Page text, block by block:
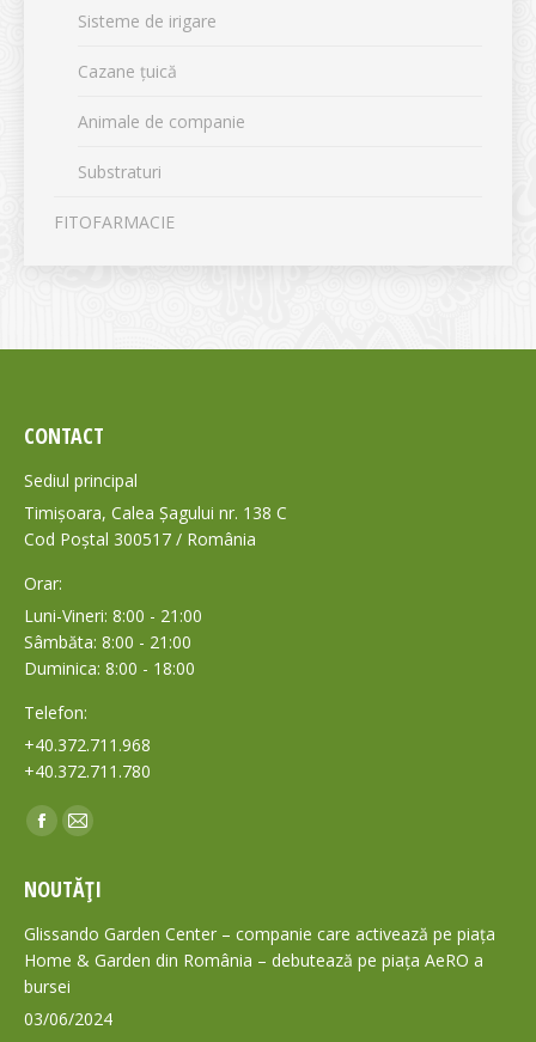
Sisteme de irigare
Cazane țuică
Animale de companie
Substraturi
FITOFARMACIE
CONTACT
Sediul principal
Timișoara, Calea Șagului nr. 138 C
Cod Poștal 300517 / România
Orar:
Luni-Vineri: 8:00 - 21:00
Sâmbăta: 8:00 - 21:00
Duminica: 8:00 - 18:00
Telefon:
+40.372.711.968
+40.372.711.780
Find us on:
Facebook
opens
in
new
window
Mail
opens
in
new
NOUTĂȚI
Glissando Garden Center – companie care activează pe piața
Home & Garden din România – debutează pe piața AeRO a
bursei
03/06/2024